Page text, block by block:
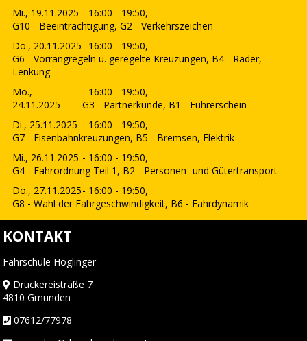
Mi., 19.11.2025 - 16:00 - 19:50,
G10 - Beeinträchtigung, G2 - Verkehrszeichen
Do., 20.11.2025- 16:00 - 19:50,
G6 - Vorrangregeln u. geregelte Kreuzungen, B4 - Räder,
Lenkung
Mo.,
24.11.2025
- 16:00 - 19:50,
G3 - Partnerkunde, B1 - Führerschein
Di., 25.11.2025 - 16:00 - 19:50,
G7 - Eisenbahnkreuzungen, B5 - Bremsen, Elektrik
Mi., 26.11.2025 - 16:00 - 19:50,
G4 - Fahrordnung Teil 1, B2 - Personen- und Gütertransport
Do., 27.11.2025- 16:00 - 19:50,
G8 - Wahl der Fahrgeschwindigkeit, B6 - Fahrdynamik
KONTAKT
Fahrschule Höglinger
Druckereistraße 7
4810 Gmunden
07612/77978